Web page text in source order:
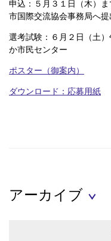
申込：５月３１日（木）
市国際交流協会事務局へ提
選考試験：６月２日（土
か市民センター
ポスター（御案内）
ダウンロード：応募用紙
アーカイブ